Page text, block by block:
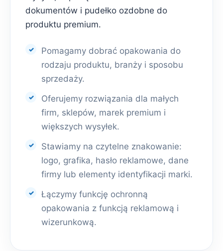
dokumentów i pudełko ozdobne do
produktu premium.
Pomagamy dobrać opakowania do
rodzaju produktu, branży i sposobu
sprzedaży.
Oferujemy rozwiązania dla małych
firm, sklepów, marek premium i
większych wysyłek.
Stawiamy na czytelne znakowanie:
logo, grafika, hasło reklamowe, dane
firmy lub elementy identyfikacji marki.
Łączymy funkcję ochronną
opakowania z funkcją reklamową i
wizerunkową.